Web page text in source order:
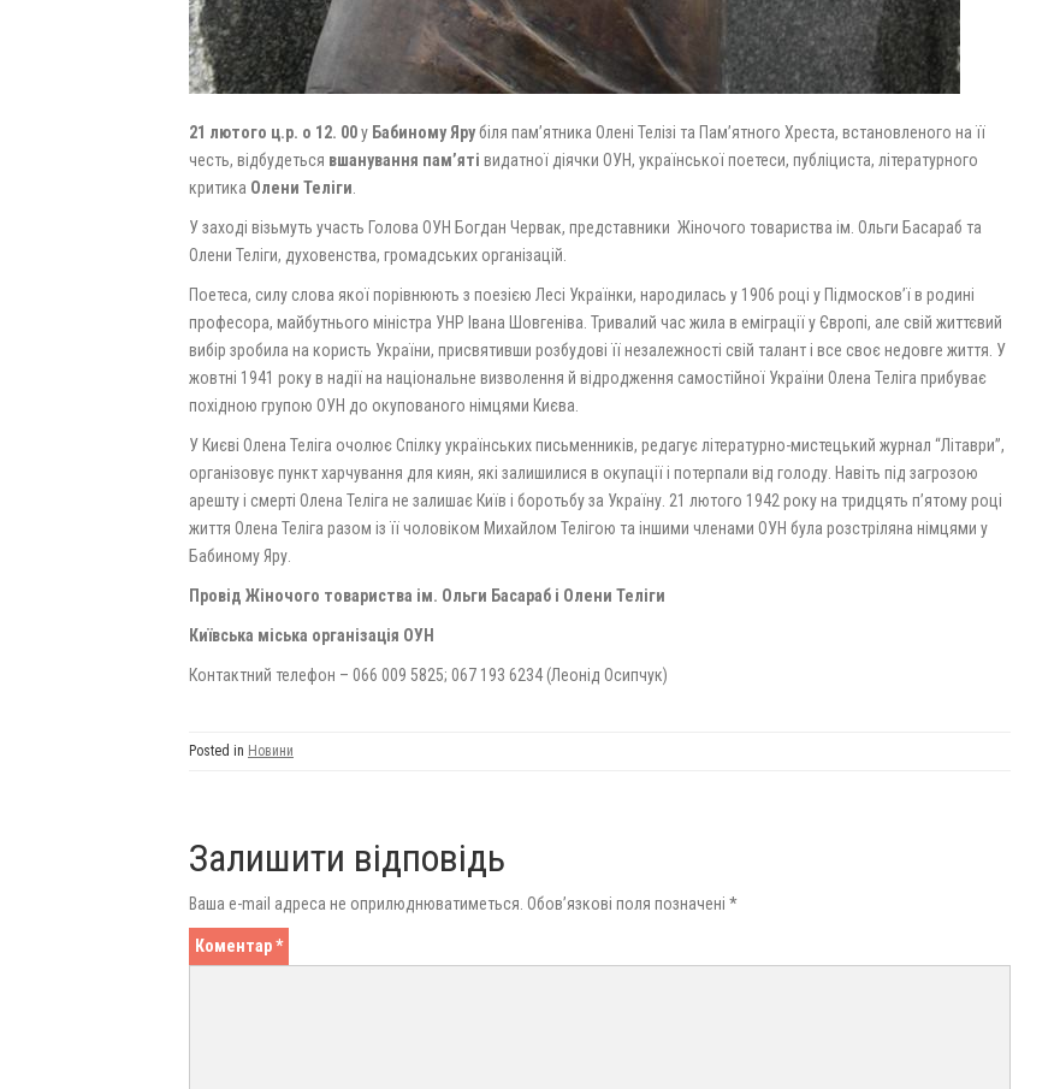
21 лютого ц.р. о 12. 00у Бабиному Ярубіля пам’ятника Олені Телізі та Пам’ятного Хреста, встановленого на її
честь, відбудеться вшанування пам’яті видатної діячки ОУН, української поетеси, публіциста, літературного
критика Олени Теліги
У заході візьмуть участь Голова ОУН Богдан Червак, представники Жіночого товариства ім. Ольги Басараб та
Олени Теліги, духовенства, громадських організацій.
Поетеса, силу слова якої порівнюють з поезією Лесі Українки, народилась у 1906 році у Підмосков’ї в родині
професора, майбутнього міністра УНР Івана Шовгеніва. Тривалий час жила в еміграції у Європі, але свій життєвий
вибір зробила на користь України, присвятивши розбудові її незалежності свій талант і все своє недовге життя. У
жовтні 1941 року в надії на національне визволення й відродження самостійної України Олена Теліга прибуває
похідною групою ОУН до окупованого німцями Києва.
У Києві Олена Теліга очолює Спілку українських письменників, редагує літературно-мистецький журнал “Літаври”,
організовує пункт харчування для киян, які залишилися в окупації і потерпали від голоду. Навіть під загрозою
арешту і смерті Олена Теліга не залишає Київ і боротьбу за Україну. 21 лютого 1942 року на тридцять п’ятому році
життя Олена Теліга разом із її чоловіком Михайлом Телігою та іншими членами ОУН була розстріляна німцями у
Бабиному Яру.
Провід Жіночого товариства ім. Ольги Басараб і Олени Теліги
Київська міська організація ОУН
Контактний телефон – 066 009 5825; 067 193 6234 (Леонід Осипчук)
Posted in Новини
Залишити відповідь
Ваша e-mail адреса не оприлюднюватиметься. Обов’язкові поля позначені *
Коментар*